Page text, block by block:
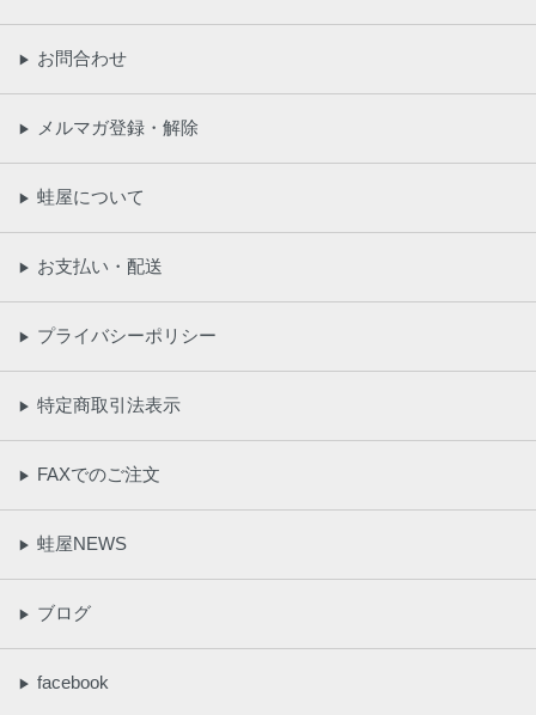
▶ お問合わせ
▶ メルマガ登録・解除
▶ 蛙屋について
▶ お支払い・配送
▶ プライバシーポリシー
▶ 特定商取引法表示
▶ FAXでのご注文
▶ 蛙屋NEWS
▶ ブログ
▶ facebook